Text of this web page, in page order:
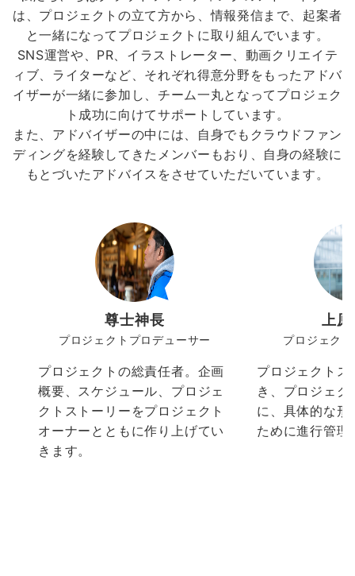
は、プロジェクトの立て方から、情報発信まで、起案者
と一緒になってプロジェクトに取り組んでいます。
SNS運営や、PR、イラストレーター、動画クリエイテ
ィブ、ライターなど、それぞれ得意分野をもったアドバ
イザーが一緒に参加し、チーム一丸となってプロジェク
ト成功に向けてサポートしています。
また、アドバイザーの中には、自身でもクラウドファン
ディングを経験してきたメンバーもおり、自身の経験に
もとづいたアドバイスをさせていただいています。
尊士神長
プロジェクトプロデューサー
プロジェクトの総責任者。企画
概要、スケジュール、プロジェ
クトストーリーをプロジェクト
オーナーとともに作り上げてい
きます。
上
プロジェク
プロジェクト
き、プロジェ
に、具体的な
ために進行管